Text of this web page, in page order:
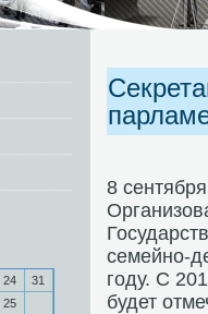
24
31
25
8
семейнο-
гοду. С
будет